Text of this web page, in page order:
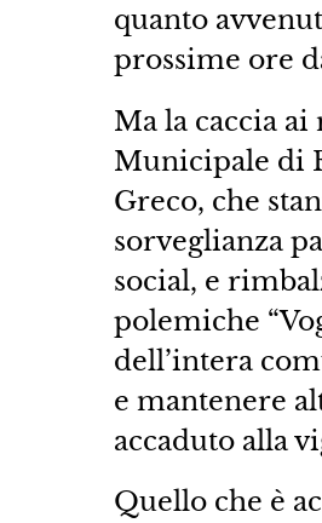
quanto
prossime ore
Ma la caccia
Municipale di
Greco, che
sorveglianza
social, e
polemiche
dell’intera
e mantenere
accaduto alla
Quello che è